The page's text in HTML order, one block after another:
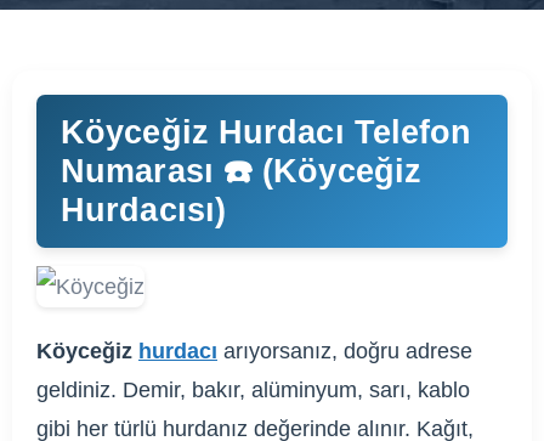
Köyceğiz Hurdacı Telefon
Numarası ☎️ (Köyceğiz
Hurdacısı)
Köyceğiz hurdacı arıyorsanız, doğru adrese
geldiniz. Demir, bakır, alüminyum, sarı, kablo
gibi her türlü hurdanız değerinde alınır. Kağıt,